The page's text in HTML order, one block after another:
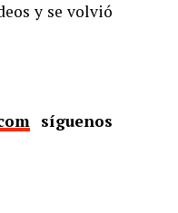
y se volvió
síguenos